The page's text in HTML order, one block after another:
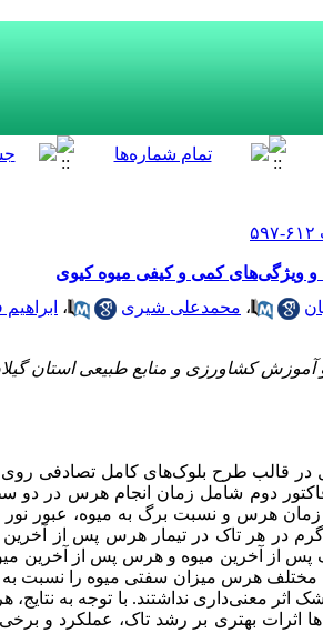
و ویژگی‌های کمی و کیفی میوه کیوی‌
، محمدعلی شیری ،
کشاورزی و منابع طبیعی استان
قالب طرح بلوک‌های کامل تصادفی روی
دوم شامل زمان انجام هرس در دو
هرس و نسبت برگ به میوه، عبور
گرفت. بیش‌ترین عملکرد با 2/126 کیلوگرم در هر تاک در
گلبرگ‌ها مشاهده شد. هرس پس از 3 تا 4 برگ پس از آخرین میوه
مختلف هرس میزان سفتی میوه را نسبت به
اثرات بهتری بر رشد تاک، عملکرد و